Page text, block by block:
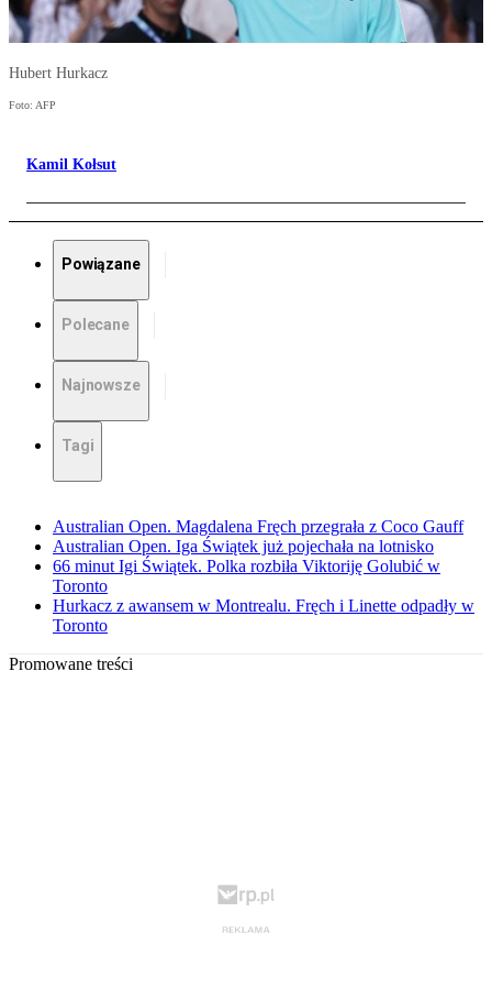
Hubert Hurkacz
Foto: AFP
Kamil Kołsut
Powiązane
Polecane
Najnowsze
Tagi
Australian Open. Magdalena Fręch przegrała z Coco Gauff
Australian Open. Iga Świątek już pojechała na lotnisko
66 minut Igi Świątek. Polka rozbiła Viktoriję Golubić w
Toronto
Hurkacz z awansem w Montrealu. Fręch i Linette odpadły w
Toronto
Promowane treści